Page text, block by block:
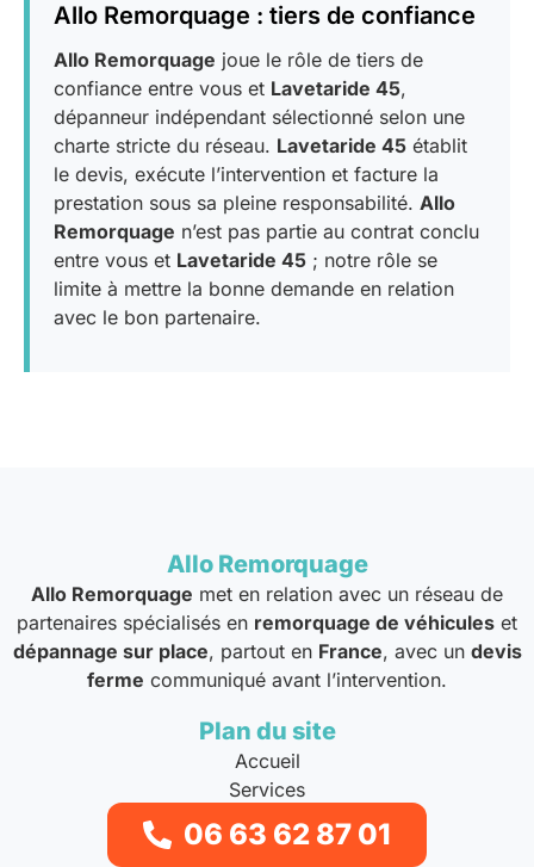
Allo Remorquage : tiers de confiance
Allo Remorquage joue le rôle de tiers de
confiance entre vous et Lavetaride 45,
dépanneur indépendant sélectionné selon une
charte stricte du réseau. Lavetaride 45 établit
le devis, exécute l’intervention et facture la
prestation sous sa pleine responsabilité. Allo
Remorquage n’est pas partie au contrat conclu
entre vous et Lavetaride 45 ; notre rôle se
limite à mettre la bonne demande en relation
avec le bon partenaire.
Allo Remorquage
Allo Remorquage met en relation avec un réseau de
partenaires spécialisés en remorquage de véhicules et
dépannage sur place, partout en France, avec un devis
ferme communiqué avant l’intervention.
Plan du site
Accueil
Services
Tarifs
À propos
06 63 62 87 01